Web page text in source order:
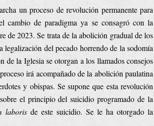
un proceso de revolución permanente para
cambio de paradigma ya se consagró con la
de 2023. Se trata de la abolición gradual de los
del pecado horrendo de la sodomía
de la Iglesia se otorgan a los llamados consejos
irá acompañado de la abolición paulatina
y obispas. Se supone que esta revolución
el principio del suicidio programado de la
laborisde este suicidio. Se le ha otorgado la